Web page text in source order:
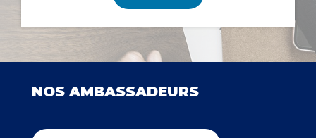
NOS AMBASSADEURS